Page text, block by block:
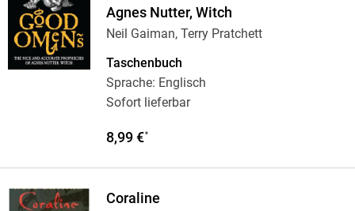
Agnes Nutter, Witch
Neil Gaiman, Terry Pratchett
Taschenbuch
Sprache: Englisch
Sofort lieferbar
8,99 €*
Coraline